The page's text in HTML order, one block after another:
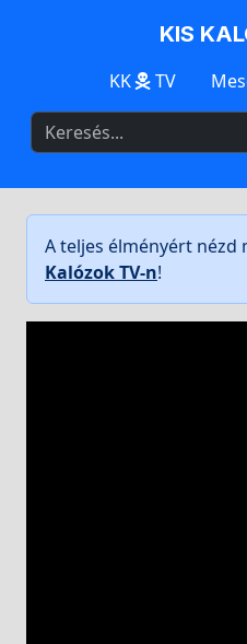
KIS
KK TV
A teljes élményért nézd
Kalózok TV-n!